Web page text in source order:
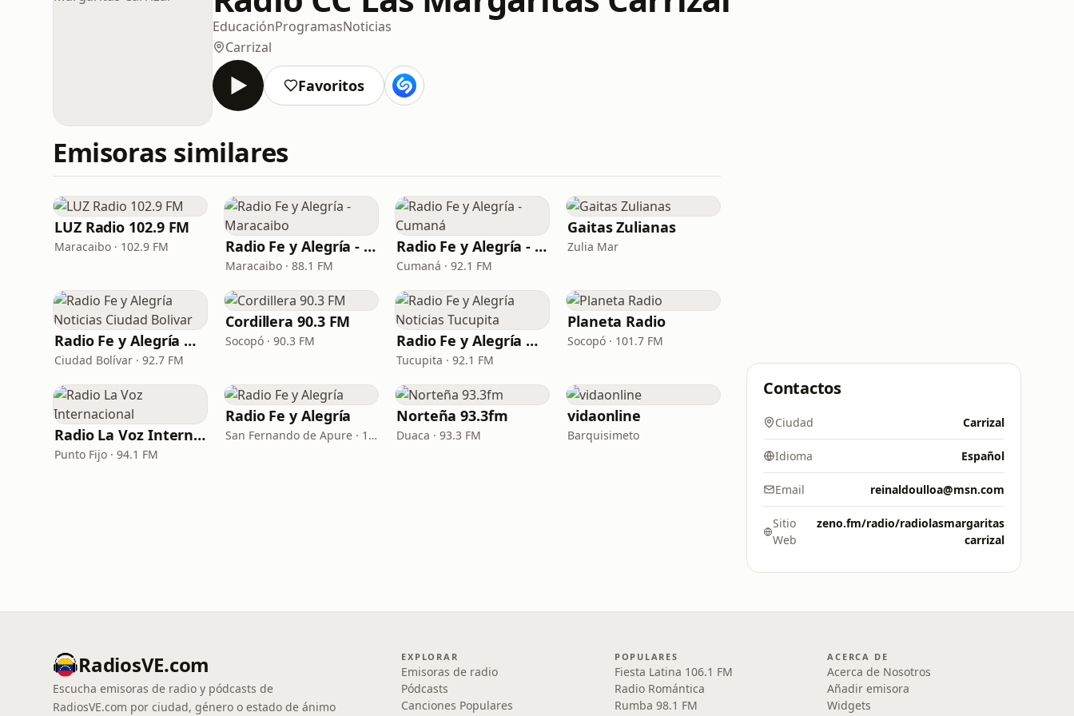
EducaciónProgramasNoticias
Carrizal
Favoritos
Emisoras similares
LUZ Radio 102.9 FM
Maracaibo · 102.9 FM Radio Fe y Alegría - Maracaibo
Maracaibo · 88.1 FM
Radio Fe y Alegría - Cumaná
Cumaná · 92.1 FM
Gaitas Zulianas
Zulia Mar
Radio Fe y Alegría Noticias Ciudad Bolivar
Ciudad Bolívar · 92.7 FM
Cordillera 90.3 FM
Socopó · 90.3 FM Radio Fe y Alegría Noticias Tucupita
Tucupita · 92.1 FM
Planeta Radio
Socopó · 101.7 FM
Radio La Voz Internacional
Punto Fijo · 94.1 FM
Radio Fe y Alegría
San Fernando de Apure · 103.7 FM
Norteña 93.3fm
Duaca · 93.3 FM
vidaonline
Barquisimeto
Contactos
Ciudad Carrizal
Idioma Español
Email reinaldoulloa@msn.com
Sitio
Web
zeno.fm/radio/radiolasmargaritas
carrizal
RadiosVE.com
Escucha emisoras de radio y pódcasts de
RadiosVE.com por ciudad, género o estado de ánimo
EXPLORAR
Emisoras de radio
Pódcasts
Canciones Populares
POPULARES
Fiesta Latina 106.1 FM
Radio Romántica
Rumba 98.1 FM
ACERCA DE
Acerca de Nosotros
Añadir emisora
Widgets